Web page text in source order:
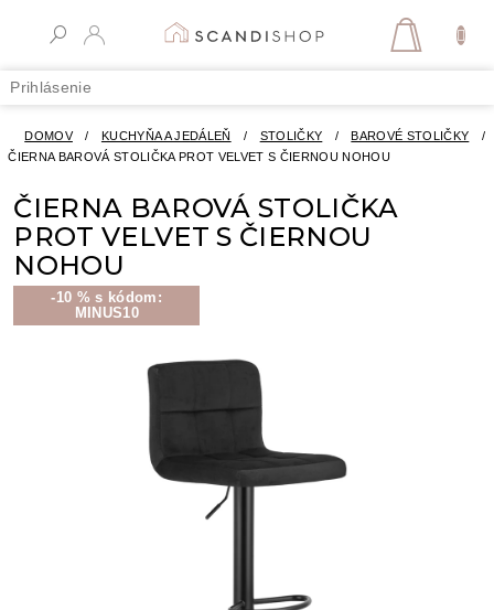
Prihlásenie
DOMOV / KUCHYŇA A JEDÁLEŇ / STOLIČKY / BAROVÉ STOLIČKY
/
ČIERNA BAROVÁ STOLIČKA PROT VELVET S ČIERNOU NOHOU
ČIERNA BAROVÁ STOLIČKA
PROT VELVET S ČIERNOU
NOHOU
-10 % s kódom:
MINUS10